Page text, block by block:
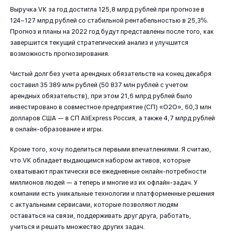
Выручка VK за год достигла 125,8 млрд рублей при прогнозе в
124–127 млрд рублей со стабильной рентабельностью в 25,3%.
Прогноз и планы на 2022 год будут представлены после того, как
завершится текущий стратегический анализ и улучшится
возможность прогнозирования.
Чистый долг без учета арендных обязательств на конец декабря
составил 35 389 млн рублей (50 837 млн рублей с учетом
арендных обязательств), при этом 21,6 млрд рублей было
инвестировано в совместное предприятие (СП) «O2O», 60,3 млн
долларов США — в СП AliExpress Россия, а также 4,7 млрд рублей
в онлайн-образование и игры.
Кроме того, хочу поделиться первыми впечатлениями. Я считаю,
что VK обладает выдающимся набором активов, которые
охватывают практически все ежедневные онлайн-потребности
миллионов людей — а теперь и многие из их офлайн-задач. У
компании есть уникальные технологии и платформенные решения
с актуальными сервисами, которые позволяют людям
оставаться на связи, поддерживать друг друга, работать,
учиться и решать множество других задач.